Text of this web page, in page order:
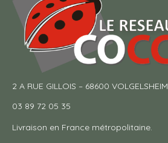
2 A RUE GILLOIS – 68600 VOLGELSHEIM
03 89 72 05 35
Livraison en France métropolitaine.